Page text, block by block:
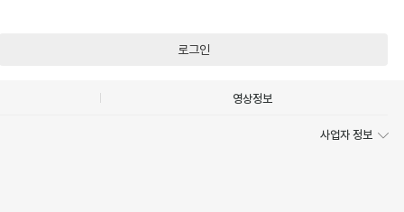
로그인
영상정보
사업자 정보